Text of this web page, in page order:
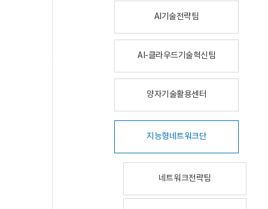
AI기술전략팀
AI-클라우드기술혁신팀
양자기술활용센터
지능형네트워크단
네트워크전략팀